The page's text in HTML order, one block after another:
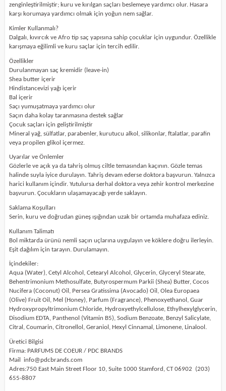
zenginleştirilmiştir; kuru ve kırılgan saçları beslemeye yardımcı olur. Hasara
karşı korumaya yardımcı olmak için yoğun nem sağlar.
Kimler Kullanmalı?
Dalgalı, kıvırcık ve Afro tip saç yapısına sahip çocuklar için uygundur. Özellikle
karışmaya eğilimli ve kuru saçlar için tercih edilir.
Özellikler
Durulanmayan saç kremidir (leave-in)
Shea butter içerir
Hindistancevizi yağı içerir
Bal içerir
Saçı yumuşatmaya yardımcı olur
Saçın daha kolay taranmasına destek sağlar
Çocuk saçları için geliştirilmiştir
Mineral yağ, sülfatlar, parabenler, kurutucu alkol, silikonlar, ftalatlar, parafin
veya propilen glikol içermez.
Uyarılar ve Önlemler
Gözlerle ve açık ya da tahriş olmuş ciltle temasından kaçının. Gözle temas
halinde suyla iyice durulayın. Tahriş devam ederse doktora başvurun. Yalnızca
harici kullanım içindir. Yutulursa derhal doktora veya zehir kontrol merkezine
başvurun. Çocukların ulaşamayacağı yerde saklayın.
Saklama Koşulları
Serin, kuru ve doğrudan güneş ışığından uzak bir ortamda muhafaza ediniz.
Kullanım Talimatı
Bol miktarda ürünü nemli saçın uçlarına uygulayın ve köklere doğru ilerleyin.
Eşit dağılım için tarayın. Durulamayın.
İçindekiler:
Aqua (Water), Cetyl Alcohol, Cetearyl Alcohol, Glycerin, Glyceryl Stearate,
Behentrimonium Methosulfate, Butyrospermum Parkii (Shea) Butter, Cocos
Nucifera (Coconut) Oil, Persea Gratissima (Avocado) Oil, Olea Europaea
(Olive) Fruit Oil, Mel (Honey), Parfum (Fragrance), Phenoxyethanol, Guar
Hydroxypropyltrimonium Chloride, Hydroxyethylcellulose, Ethylhexylglycerin,
Disodium EDTA, Panthenol (Vitamin B5), Sodium Benzoate, Benzyl Salicylate,
Citral, Coumarin, Citronellol, Geraniol, Hexyl Cinnamal, Limonene, Linalool.
Üretici Bilgisi
Firma: PARFUMS DE COEUR / PDC BRANDS
Mail
info@pdcbrands.com
Adres:750 East Main Street Floor 10, Suite 1000 Stamford, CT 06902
(203)
655-8807